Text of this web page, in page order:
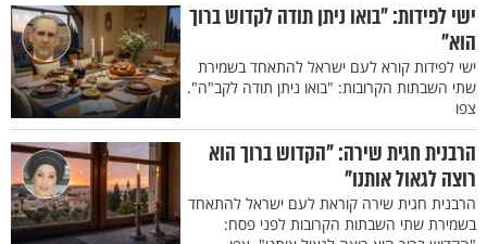
ישי לפידות: "בואו ניתן תודה לקדוש ברוך
הוא"
ישי לפידות קורא לעם ישראל להתאחד בשמירת
שתי השבתות הקרובות: "בואו ניתן תודה לקב"ה".
צפו
הרבנית חגית שירה: "הקדוש ברוך הוא
רוצה לגאול אותנו"
הרבנית חגית שירה קוראת לעם ישראל להתאחד
בשמירת שתי השבתות הקרובות לפני פסח: